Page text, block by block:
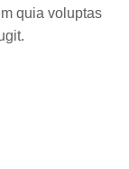
quia voluptas